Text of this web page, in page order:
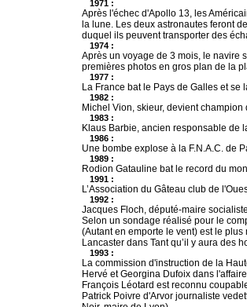
1971 :
Après l'échec d'Apollo 13, les
la lune. Les deux astronautes feront
duquel ils peuvent transporter des
1974 :
Après un voyage de 3 mois, le navire
premières photos en gros plan de la
1977 :
La France bat le Pays de Galles et se
1982 :
Michel Vion, skieur, devient champion
1983 :
Klaus Barbie, ancien responsable de
1986 :
Une bombe explose à la F.N.A.C. de
1989 :
Rodion Gatauline bat le record du
1991 :
L’Association du Gâteau club de
1992 :
Jacques Floch, député-maire
Selon un sondage réalisé pour le
(Autant en emporte le vent) еst le
Lancaster dans Tant qu’il y aura des
1993 :
La commission d'instruction de la
Hervé et Georgina Dufoix dans
François Léotard est reconnu
Patrick Poivre d'Arvor journaliste